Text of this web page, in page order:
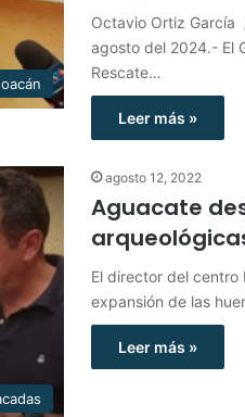
Octavio Ortiz García
agosto del 2024.- El
Rescate…
Leer más »
agosto 12, 2022
Aguacate
El director del centro
expansión de las
Leer más »